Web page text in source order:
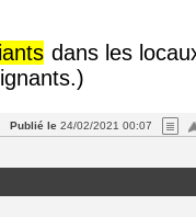
dans les
Publié le 24/02/2021 00:07